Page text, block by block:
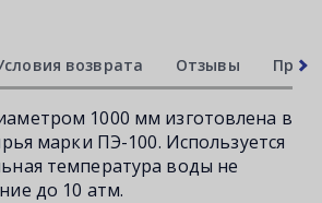
возврата Отзывы Прочее
1000 мм изготовлена в
марки ПЭ-100. Используется
температура воды не
до 10 атм.